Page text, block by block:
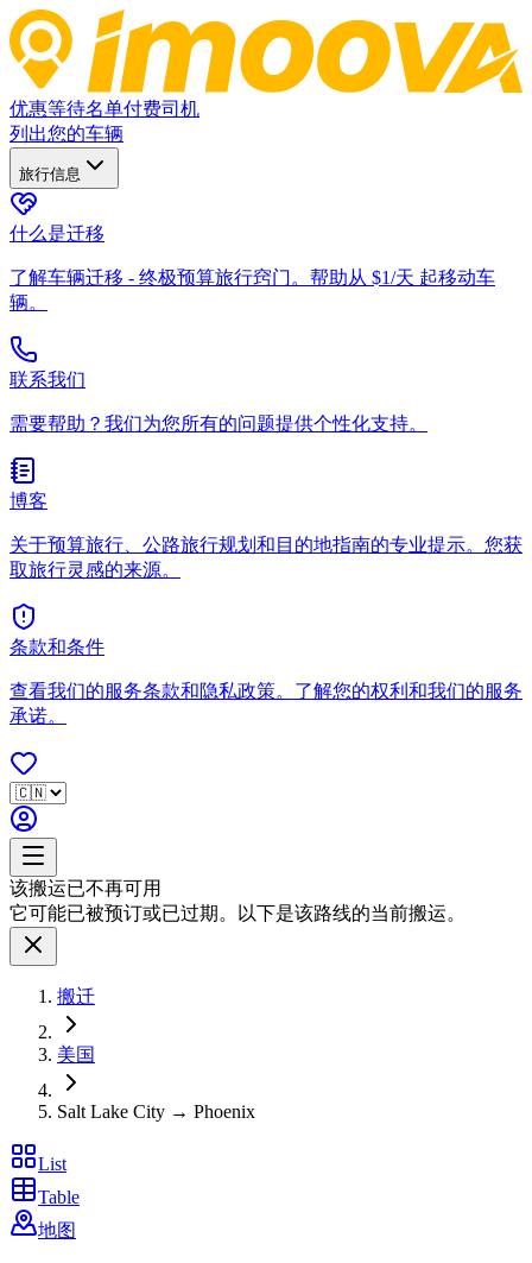
优惠等待名单付费司机
列出您的车辆
旅行信息
什么是迁移
了解车辆迁移 - 终极预算旅行窍门。帮助从 $1/天 起移动车
辆。
联系我们
需要帮助？我们为您所有的问题提供个性化支持。
博客
关于预算旅行、公路旅行规划和目的地指南的专业提示。您获
取旅行灵感的来源。
条款和条件
查看我们的服务条款和隐私政策。了解您的权利和我们的服务
承诺。
该搬运已不再可用
它可能已被预订或已过期。以下是该路线的当前搬运。
搬迁
美国
Salt Lake City → Phoenix
List
Table
地图